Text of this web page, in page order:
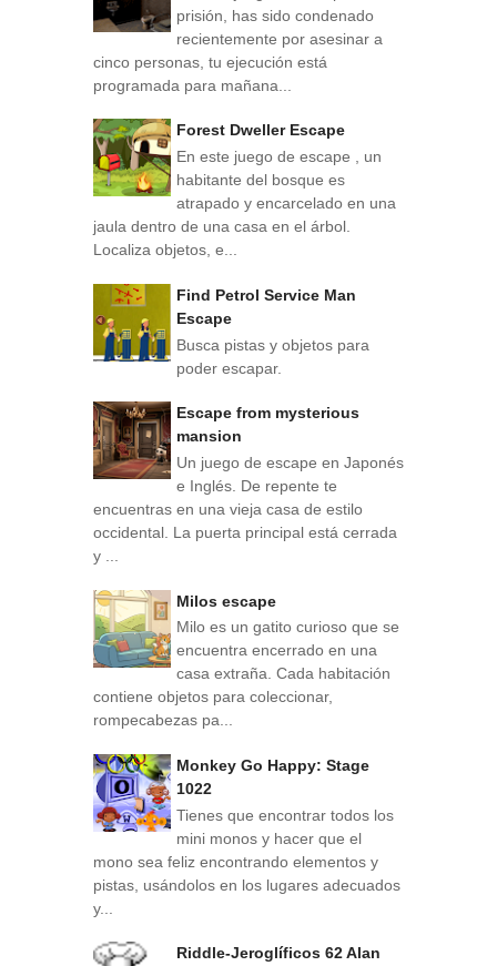
prisión, has sido condenado
recientemente por asesinar a
cinco personas, tu ejecución está
programada para mañana...
Forest Dweller Escape
En este juego de escape , un
habitante del bosque es
atrapado y encarcelado en una
jaula dentro de una casa en el árbol.
Localiza objetos, e...
Find Petrol Service Man
Escape
Busca pistas y objetos para
poder escapar.
Escape from mysterious
mansion
Un juego de escape en Japonés
e Inglés. De repente te
encuentras en una vieja casa de estilo
occidental. La puerta principal está cerrada
y ...
Milos escape
Milo es un gatito curioso que se
encuentra encerrado en una
casa extraña. Cada habitación
contiene objetos para coleccionar,
rompecabezas pa...
Monkey Go Happy: Stage
1022
Tienes que encontrar todos los
mini monos y hacer que el
mono sea feliz encontrando elementos y
pistas, usándolos en los lugares adecuados
y...
Riddle-Jeroglíficos 62 Alan